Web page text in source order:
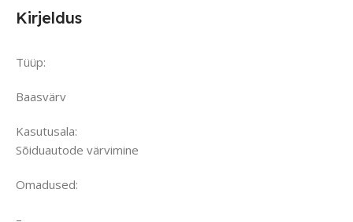
Kirjeldus
Tüüp:
Baasvärv
Kasutusala:
Sõiduautode värvimine
Omadused: